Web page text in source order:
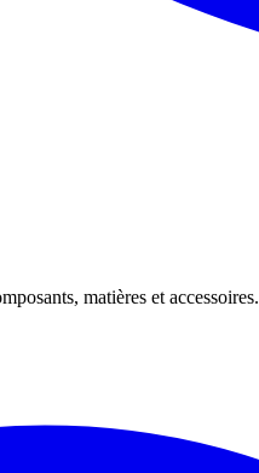
matières et accessoires.